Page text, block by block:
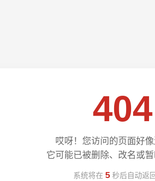
404
哎呀！您访问的页面好像
它可能已被删除、改名或暂
系统将在 5 秒后自动返